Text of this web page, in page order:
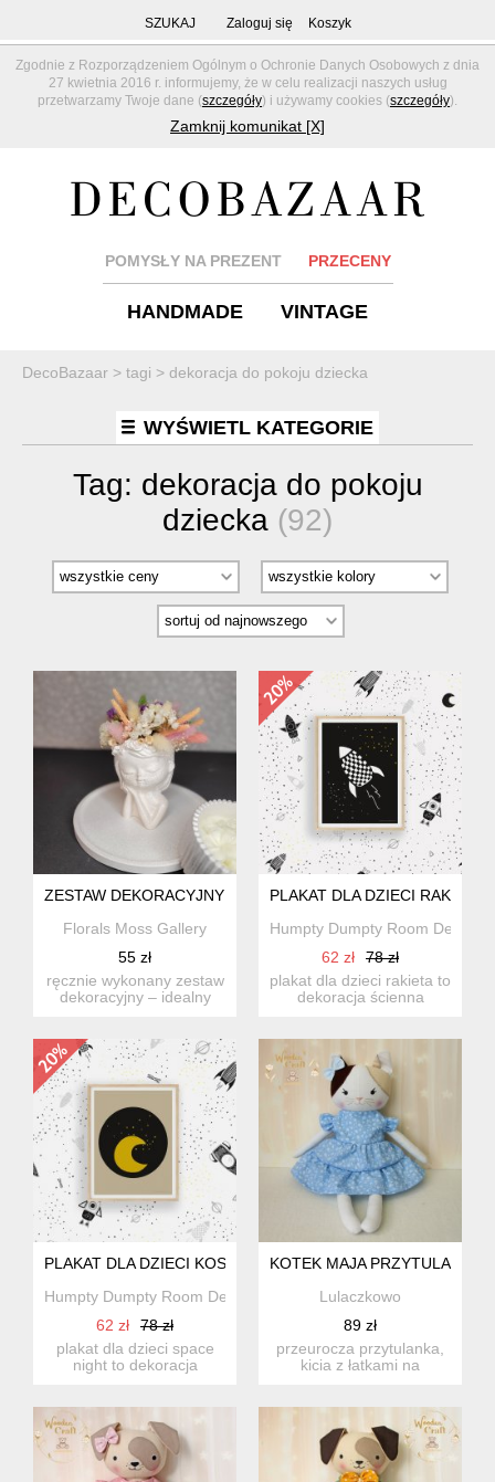
Zgodnie z Rozporządzeniem Ogólnym o Ochronie Danych Osobowych z dnia
27 kwietnia 2016 r. informujemy, że w celu realizacji naszych usług
przetwarzamy Twoje dane (szczegóły) i używamy cookies (szczegóły).
Zamknij komunikat [X]
SZUKAJ Zaloguj się Koszyk
POMYSŁY NA PREZENT PRZECENY
HANDMADE VINTAGE
DecoBazaar > tagi > dekoracja do pokoju dziecka
WYŚWIETL KATEGORIE
Tag: dekoracja do pokoju
dziecka (92)
ZESTAW DEKORACYJNY DLA DZIEWCZYNEK
Florals Moss Gallery
55 zł
ręcznie wykonany zestaw
dekoracyjny – idealny
PLAKAT DLA DZIECI RAKIETA
Humpty Dumpty Room
62 zł
78 zł
plakat dla dzieci rakieta to
dekoracja ścienna
PLAKAT DLA DZIECI KOSMOS (SPACE NIGHT)
Humpty Dumpty Room Decoration
62 zł
78 zł
plakat dla dzieci space
night to dekoracja
KOTEK MAJA PRZYTULANKA
Lulaczkowo
89 zł
przeurocza przytulanka,
kicia z łatkami na